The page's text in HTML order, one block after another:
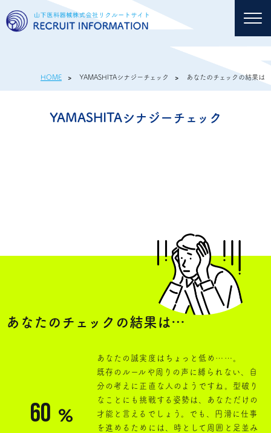
TOP
山下医科器械株式会社コーポレートサイト
プライバシーポリシー
HOME > YAMASHITAシナジーチェック > あなたのチェックの結果は
YAMASHITAシナジーチェック
あなたのチェックの結果は…
60 ％
あなたの誠実度はちょっと低め……。
既存のルールや周りの声に縛られない、自
分の考えに正直な人のようですね。型破り
なことにも挑戦する姿勢は、あなただけの
才能と言えるでしょう。でも、円滑に仕事
を進めるためには、時として周囲と足並み